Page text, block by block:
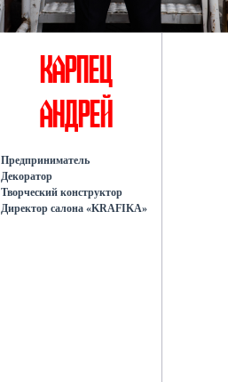
Карпец
Андрей
Предприниматель
Декоратор
Творческий конструктор
Директор салона «KRAFIKA»